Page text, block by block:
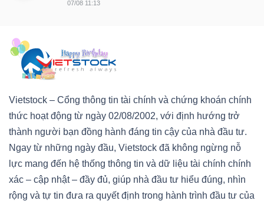
07/08 11:13
Vietstock – Cổng thông tin tài chính và chứng khoán chính
thức hoạt động từ ngày 02/08/2002, với định hướng trở
thành người bạn đồng hành đáng tin cậy của nhà đầu tư.
Ngay từ những ngày đầu, Vietstock đã không ngừng nỗ
lực mang đến hệ thống thông tin và dữ liệu tài chính chính
xác – cập nhật – đầy đủ, giúp nhà đầu tư hiểu đúng, nhìn
rộng và tự tin đưa ra quyết định trong hành trình đầu tư của